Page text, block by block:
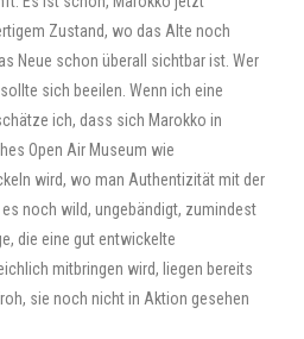
Zustand, wo das Alte noch
Neue schon überall sichtbar ist. Wer
sich beeilen. Wenn ich eine
ich, dass sich Marokko in
Open Air Museum wie
wird, wo man Authentizität mit der
noch wild, ungebändigt, zumindest
die eine gut entwickelte
mitbringen wird, liegen bereits
sie noch nicht in Aktion gesehen